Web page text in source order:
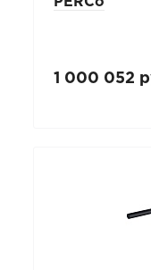
1 000 052